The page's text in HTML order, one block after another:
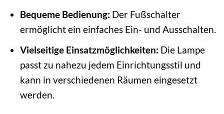
Bequeme Bedienung: Der Fußschalter
ermöglicht ein einfaches Ein- und Ausschalten.
Vielseitige Einsatzmöglichkeiten: Die Lampe
passt zu nahezu jedem Einrichtungsstil und
kann in verschiedenen Räumen eingesetzt
werden.